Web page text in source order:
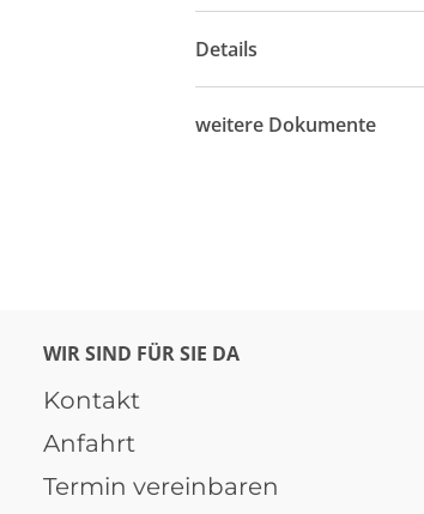
Details
weitere Dokumente
WIR SIND FÜR SIE DA
Kontakt
Anfahrt
Termin vereinbaren